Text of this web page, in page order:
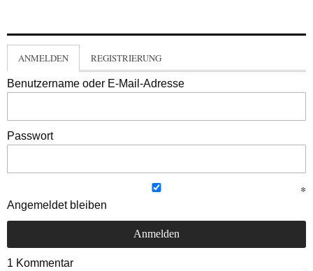
ANMELDEN REGISTRIERUNG
Benutzername oder E-Mail-Adresse
Passwort
Angemeldet bleiben
1 Kommentar